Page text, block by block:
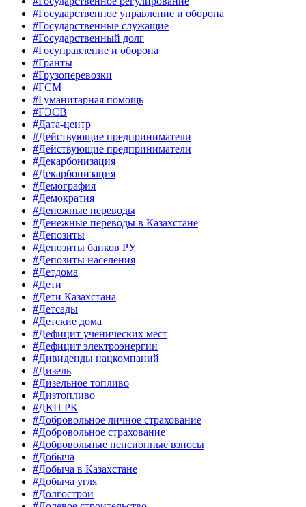
#Государственное управление и оборона
#Государственные служащие
#Государственный долг
#Госуправление и оборона
#Гранты
#Грузоперевозки
#ГСМ
#Гуманитарная помощь
#ГЭСВ
#Дата-центр
#Действующие предприниматели
#Действующие предприниматели
#Декарбонизация
#Декарбонизация
#Демография
#Демократия
#Денежные переводы
#Денежные переводы в Казахстане
#Депозиты
#Депозиты банков РУ
#Депозиты населения
#Детдома
#Дети
#Дети Казахстана
#Детсады
#Детские дома
#Дефицит ученических мест
#Дефицит электроэнергии
#Дивиденды нацкомпаний
#Дизель
#Дизельное топливо
#Дизтопливо
#ДКП РК
#Добровольное личное страхование
#Добровольное страхование
#Добровольные пенсионные взносы
#Добыча
#Добыча в Казахстане
#Добыча угля
#Долгострои